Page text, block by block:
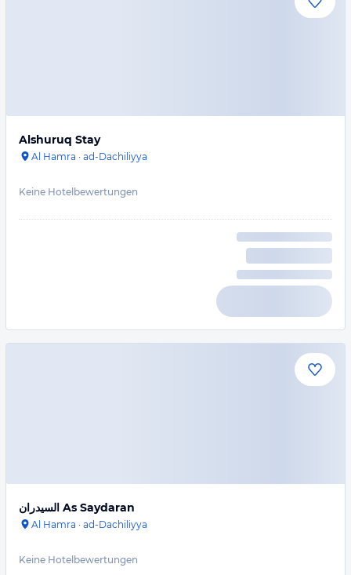
Alshuruq Stay
Al Hamra · ad-Dachiliyya
Keine Hotelbewertungen
السيدران As Saydaran
Al Hamra · ad-Dachiliyya
Keine Hotelbewertungen